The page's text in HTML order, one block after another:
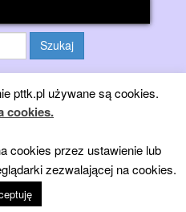
Jeździecka PTTK - 2023
↑
pttk.pl używane są cookies.
cookies.
cookies przez ustawienie lub
zezwalającej na cookies.